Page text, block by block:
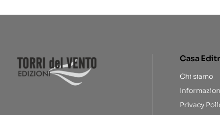
Casa
Chi siamo
Privacy